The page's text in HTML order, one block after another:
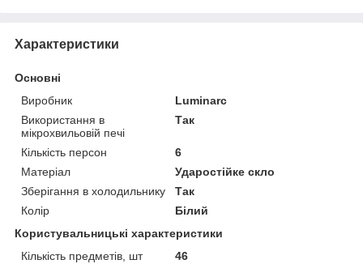
Характеристики
Основні
Виробник
Luminarc
Використання в
мікрохвильовій печі
Так
Кількість персон
6
Матеріал
Ударостійке скло
Зберігання в холодильнику
Так
Колір
Білий
Користувальницькі характеристики
Кількість предметів, шт
46